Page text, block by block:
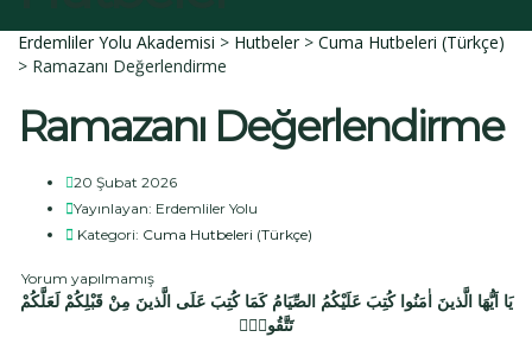
Erdemliler Yolu Akademisi > Hutbeler> Cuma Hutbeleri (Türkçe)
> Ramazanı Değerlendirme
Ramazanı Değerlendirme
20 Şubat 2026
Yayınlayan: Erdemliler Yolu
Kategori: Cuma Hutbeleri (Türkçe)
Yorum yapılmamış
يَا اَيُّهَا الَّذينَ اٰمَنُوا كُتِبَ عَلَيْكُمُ الصِّيَامُ كَمَا كُتِبَ عَلَى الَّذينَ مِنْ قَبْلِكُمْ لَعَلَّكُمْ
تَتَّقُونَ